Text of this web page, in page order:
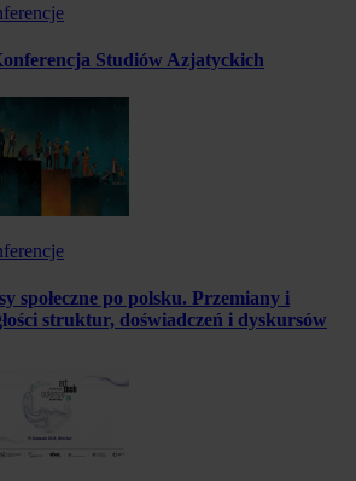
Studiów Azjatyckich
społeczne po polsku. Przemiany i
struktur, doświadczeń i dyskursów